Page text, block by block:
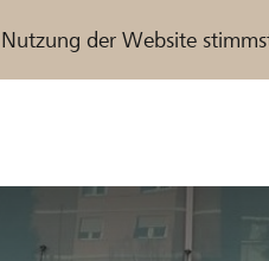
der Website
/ Raiffeisenbank